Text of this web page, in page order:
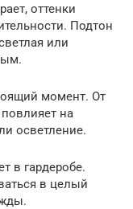
оттенки
Подтон
или
момент. От
повлияет на
осветление.
в гардеробе.
в целый